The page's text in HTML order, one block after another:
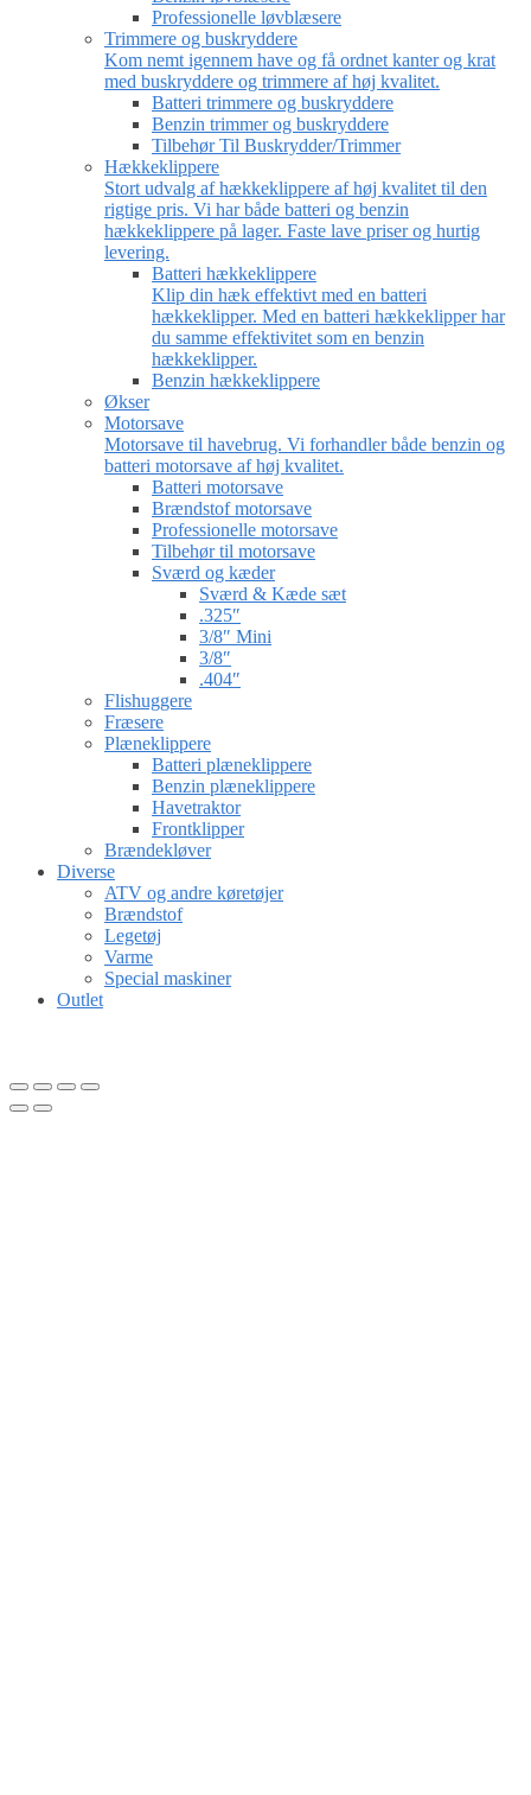
Professionelle løvblæsere
Trimmere og buskryddere
Kom nemt igennem have og få ordnet kanter og krat
med buskryddere og trimmere af høj kvalitet.
Batteri trimmere og buskryddere
Benzin trimmer og buskryddere
Tilbehør Til Buskrydder/Trimmer
Hækkeklippere
Stort udvalg af hækkeklippere af høj kvalitet til den
rigtige pris. Vi har både batteri og benzin
hækkeklippere på lager. Faste lave priser og hurtig
levering.
Batteri hækkeklippere
Klip din hæk effektivt med en batteri
hækkeklipper. Med en batteri hækkeklipper har
du samme effektivitet som en benzin
hækkeklipper.
Benzin hækkeklippere
Økser
Motorsave
Motorsave til havebrug. Vi forhandler både benzin og
batteri motorsave af høj kvalitet.
Batteri motorsave
Brændstof motorsave
Professionelle motorsave
Tilbehør til motorsave
Sværd og kæder
Sværd & Kæde sæt
.325″
3/8″ Mini
3/8″
.404″
Flishuggere
Fræsere
Plæneklippere
Batteri plæneklippere
Benzin plæneklippere
Havetraktor
Frontklipper
Brændekløver
Diverse
ATV og andre køretøjer
Brændstof
Legetøj
Varme
Special maskiner
Outlet